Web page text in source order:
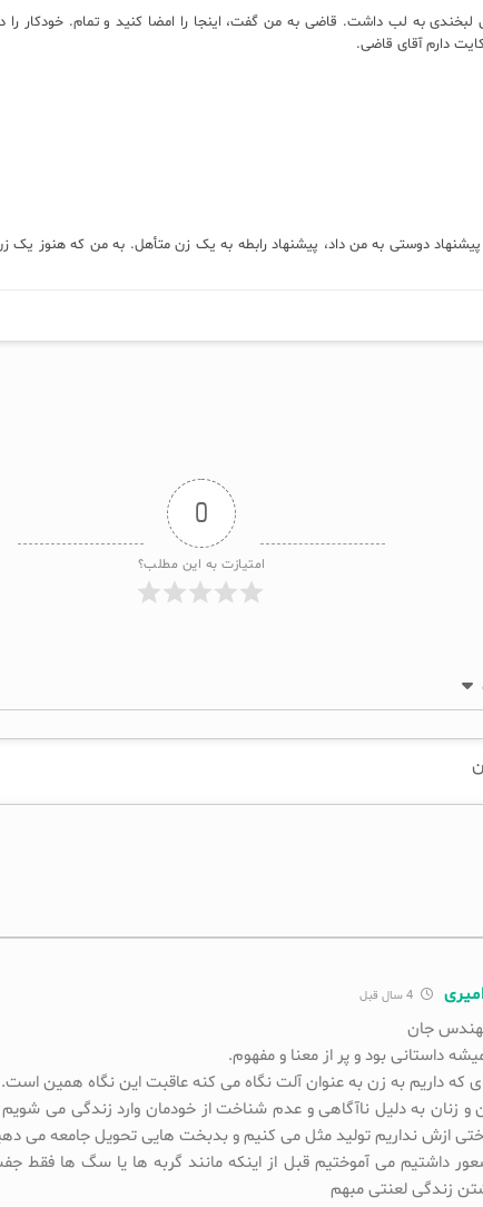
به لب داشت. قاضی به من گفت، اینجا را امضا کنید و تمام. خودکار را
دارم آقای قاضی.
دوستی به من داد، پیشنهاد رابطه به یک زن متأهل. به من که هنوز یک
0
امتیازت به این مطلب؟
4 سال قبل
جان
داستانی بود و پر از معنا و مفهوم.
که داریم به زن به عنوان آلت نگاه می کنه عاقبت این نگاه همین است.
و زنان به دلیل ناآگاهی و عدم شناخت از خودمان وارد زندگی می
ازش نداریم تولید مثل می کنیم و بدبخت هایی تحویل جامعه می
داشتیم می آموختیم قبل از اینکه مانند گربه ها یا سگ ها فقط
زندگی لعنتی مبهم